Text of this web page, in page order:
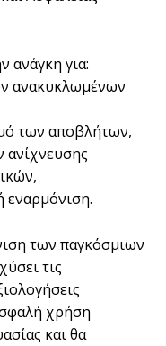
ανάγκη για:
ανακυκλωμένων
των αποβλήτων,
ανίχνευσης
εναρμόνιση.
των παγκόσμιων
τις
χρήση
και θα